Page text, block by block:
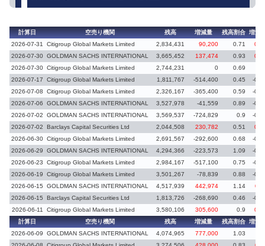
計算日 空売り機関 残高 増減量 残高割合 増減
2026-07-31
Citigroup Global Markets Limited 2,834,431 90,200 0.71
2026-07-30 GOLDMAN SACHS INTERNATIONAL 3,665,452 137,474 0.93
2026-07-30 Citigroup Global Markets Limited 2,744,231 0 0.69
2026-07-17
Citigroup Global Markets Limited 1,811,767 -514,400 0.45
-
2026-07-08
Citigroup Global Markets Limited 2,326,167 -365,400 0.59
-
2026-07-06
GOLDMAN SACHS INTERNATIONAL 3,527,978 -41,559 0.89
-
2026-07-02
GOLDMAN SACHS INTERNATIONAL 3,569,537 -724,829 0.9
-
2026-07-02
Barclays Capital Securities Ltd 2,044,508 230,782 0.51
2026-06-30 Citigroup Global Markets Limited 2,691,567 -292,600 0.68
-
2026-06-29
GOLDMAN SACHS INTERNATIONAL 4,294,366 -223,573 1.09
-
2026-06-23
Citigroup Global Markets Limited 2,984,167 -517,100 0.75
-
2026-06-19
Citigroup Global Markets Limited 3,501,267 -78,839 0.88
-
2026-06-15
GOLDMAN SACHS INTERNATIONAL 4,517,939 442,974 1.14
2026-06-15
Barclays Capital Securities Ltd 1,813,726 -268,690 0.46
-
2026-06-11
Citigroup Global Markets Limited 3,580,106 305,600 0.9
計算日
空売り機関 残高 増減量 残高割合 増減
2026-06-09
GOLDMAN SACHS INTERNATIONAL 4,074,965 777,000 1.03